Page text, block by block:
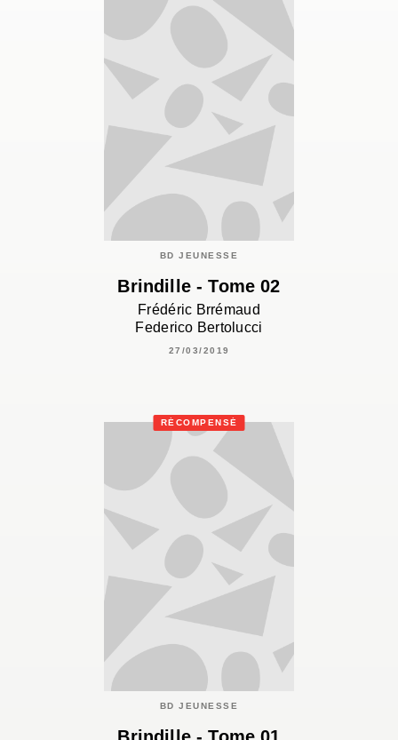
BD JEUNESSE
Brindille - Tome 02
Frédéric Brrémaud
Federico Bertolucci
27/03/2019
RÉCOMPENSÉ
BD JEUNESSE